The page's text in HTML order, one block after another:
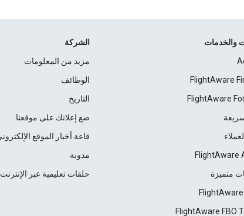
والخدمات
FlightAware
FlightAware
FlightAware
متميزة
FlightAware
FlightAware FBO
الشركة
مزيد من المعلومات
الوظائف
التاريخ
ضع إعلانك على موقعنا
قاعة أخبار الموقع
مدونة
حلقات تعليمية عبر الإنترنت